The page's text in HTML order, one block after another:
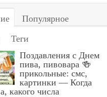
Популярное
Теги
Поздавления с Днем
пива, пивовара 🍻
прикольные: смс,
картинки — Когда
какого числа